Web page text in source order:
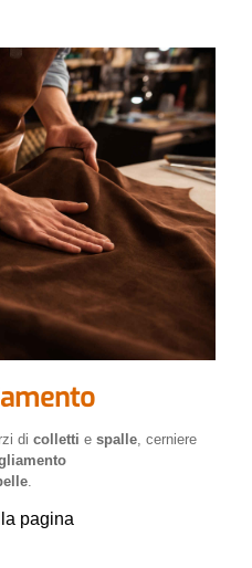
di colletti e spalle, cerniere
.
pagina